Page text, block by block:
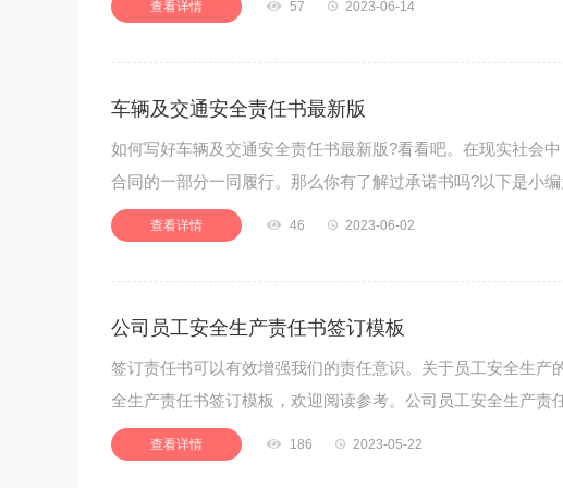
查看详情  57  2023-06-14
车辆及交通安全责任书最新版
如何写好车辆及交通安全责任书最新版?看看吧。在现实社会
合同的一部分一同履行。那么你有了解过承诺书吗?以下是小
查看详情  46  2023-06-02
公司员工安全生产责任书签订模板
签订责任书可以有效增强我们的责任意识。关于员工安全生
全生产责任书签订模板，欢迎阅读参考。公司员工安全生产责
查看详情  186  2023-05-22